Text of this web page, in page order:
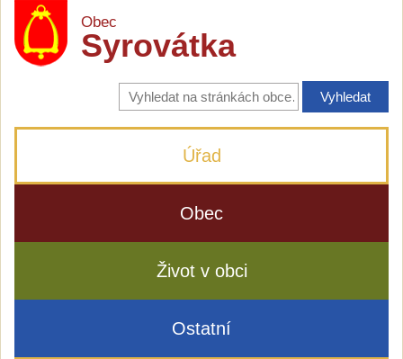
Obec
Syrovátka
Vyhledávání
na
stránkách
Úřad
Obec
Život v obci
Ostatní